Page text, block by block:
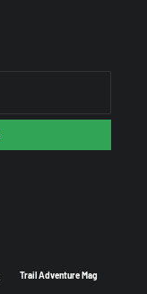
Trail Adventure Mag